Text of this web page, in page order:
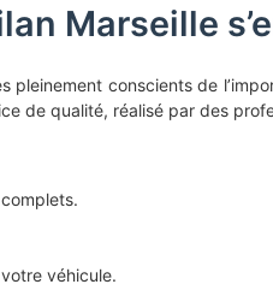
Marseille
pleinement conscients de
de qualité, réalisé par des
véhicule.